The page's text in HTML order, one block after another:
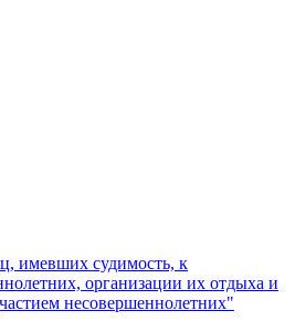
имевших судимость, к
организации их отдыха и
несовершеннолетних"